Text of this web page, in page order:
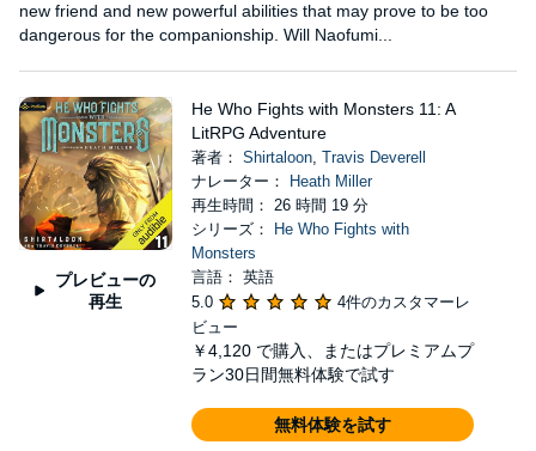
new friend and new powerful abilities that may prove to be too
dangerous for the companionship. Will Naofumi...
プレビューの
再生
He Who Fights with Monsters 11: A
LitRPG Adventure
著者： Shirtaloon, Travis Deverell
ナレーター：
Heath Miller
再生時間： 26 時間 19 分
シリーズ：
He Who Fights with
Monsters
言語： 英語
5.0
4件のカスタマーレ
ビュー
￥4,120 で購入、またはプレミアムプ
ラン30日間無料体験で試す
無料体験を試す